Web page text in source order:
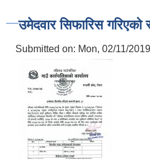
उमेदवार सिफारिस गरिएको
Submitted on: Mon, 02/11/